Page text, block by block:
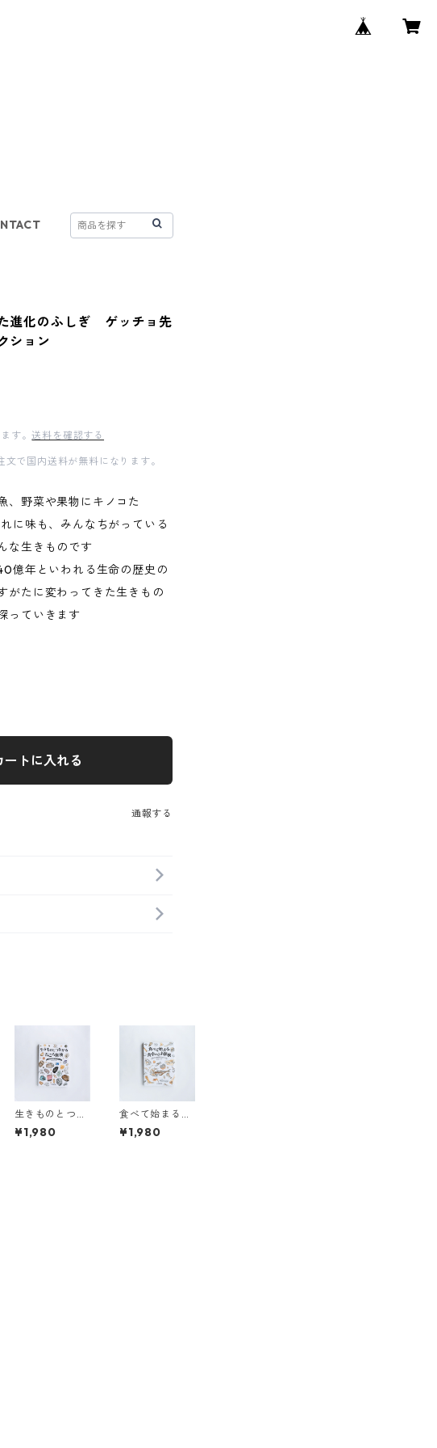
進化のふしぎ ゲッチョ先
ション
す。送料を確認する
で国内送料が無料になります。
、野菜や果物にキノコた
に味も、みんなちがっている
な生きものです
億年といわれる生命の歴史の
がたに変わってきた生きもの
っていきます
ートに入れる
通報する
生きものとつな
がる石ころ探
検 ゲッ
¥1,980
食べて始まる食
卓のホネ探検
ゲッチョ
¥1,980